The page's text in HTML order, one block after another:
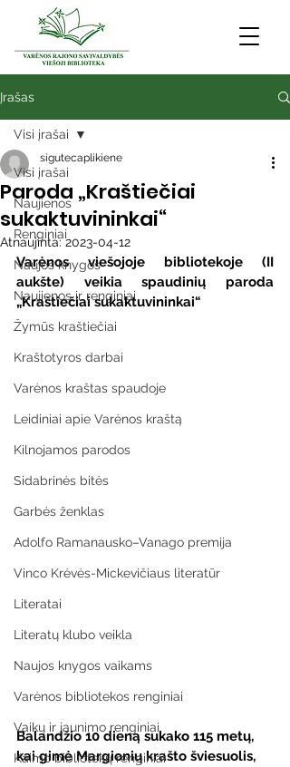
Įrašas
Visi įrašai
Naujienos
Renginiai
Naujos knygos
Naujienos ir renginiai
Žymūs kraštiečiai
Kraštotyros darbai
Varėnos kraštas spaudoje
Leidiniai apie Varėnos kraštą
Kilnojamos parodos
Sidabrinės bitės
Garbės ženklas
Adolfo Ramanausko–Vanago premija
Vinco Krėvės-Mickevičiaus literatūr
Literatai
Literatų klubo veikla
Naujos knygos vaikams
Varėnos bibliotekos renginiai
Vaikų ir jaunimo renginiai
Kaimo bibliotekų renginiai
Visi įrašai
Paroda „Kraštiečiai
sukaktuvininkai“
sigutecaplikiene
Atnaujinta:2023-04-12
Varėnos viešojoje bibliotekoje (II
aukšte) veikia spaudinių paroda
„Kraštiečiai sukaktuvininkai“
Balandžio 10 dieną sukako 115 metų,
kai gimė Margionių krašto šviesuolis,